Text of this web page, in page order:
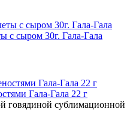
с сыром 30г. Гала-Гала
Гала-Гала 22 г
говядиной сублимационной